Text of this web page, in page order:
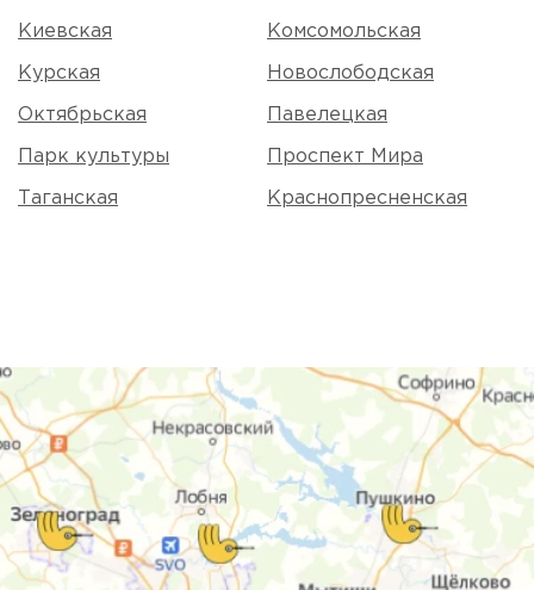
Киевская Комсомольская
Курская Новослободская
Октябрьская Павелецкая
Парк культуры Проспект Мира
Таганская Краснопресненская